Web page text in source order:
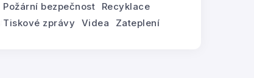
Požární bezpečnost
Recyklace
Tiskové zprávy
Videa Zateplení